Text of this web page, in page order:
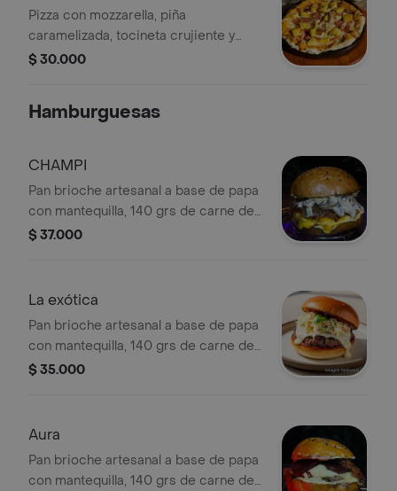
Pizza con mozzarella, piña
caramelizada, tocineta crujiente y
salsa de panela.
$ 30.000
Hamburguesas
CHAMPI
Pan brioche artesanal a base de papa
con mantequilla, 140 grs de carne de
res (receta de la casa) queso cheddar
con mermelada de tocineta con
¡mejorados! ¡potenciados!
$ 37.000
La exótica
Pan brioche artesanal a base de papa
con mantequilla, 140 grs de carne de
res (receta de la casa) queso
finalizada con el ingrediente secreto.
experiencia.
$ 35.000
Aura
Pan brioche artesanal a base de papa
con mantequilla, 140 grs de carne de